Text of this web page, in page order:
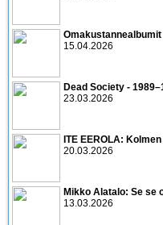
15.04.2026
Dead Society -
23.03.2026
ITE EEROLA:
20.03.2026
Mikko Alatalo: Se
13.03.2026